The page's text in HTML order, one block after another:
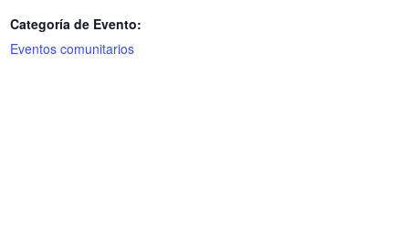
Categoría de Evento:
Eventos comunitarios